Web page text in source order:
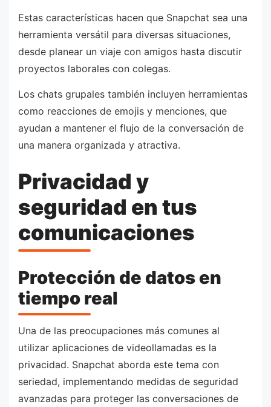
Estas características hacen que Snapchat sea una
herramienta versátil para diversas situaciones,
desde planear un viaje con amigos hasta discutir
proyectos laborales con colegas.
Los chats grupales también incluyen herramientas
como reacciones de emojis y menciones, que
ayudan a mantener el flujo de la conversación de
una manera organizada y atractiva.
Privacidad y
seguridad en tus
comunicaciones
Protección de datos en
tiempo real
Una de las preocupaciones más comunes al
utilizar aplicaciones de videollamadas es la
privacidad. Snapchat aborda este tema con
seriedad, implementando medidas de seguridad
avanzadas para proteger las conversaciones de